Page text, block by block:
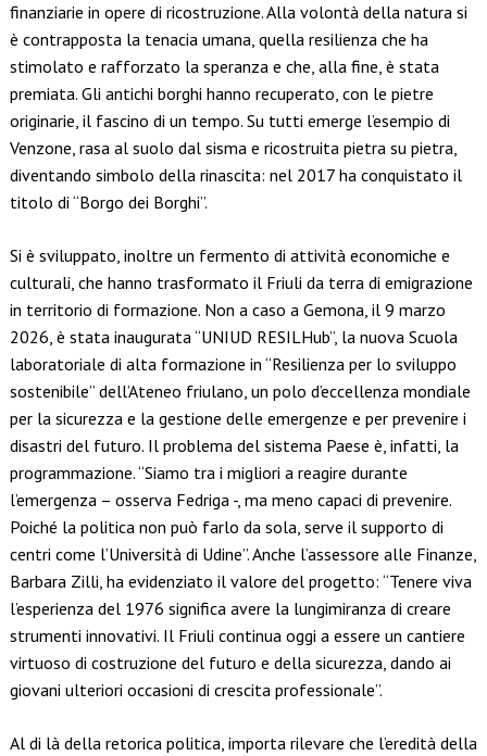
finanziarie in opere di ricostruzione. Alla volontà della natura si
è contrapposta la tenacia umana, quella resilienza che ha
stimolato e rafforzato la speranza e che, alla fine, è stata
premiata. Gli antichi borghi hanno recuperato, con le pietre
originarie, il fascino di un tempo. Su tutti emerge l’esempio di
Venzone, rasa al suolo dal sisma e ricostruita pietra su pietra,
diventando simbolo della rinascita: nel 2017 ha conquistato il
titolo di “Borgo dei Borghi”.
Si è sviluppato, inoltre un fermento di attività economiche e
culturali, che hanno trasformato il Friuli da terra di emigrazione
in territorio di formazione. Non a caso a Gemona, il 9 marzo
2026, è stata inaugurata “UNIUD RESILHub”, la nuova Scuola
laboratoriale di alta formazione in “Resilienza per lo sviluppo
sostenibile” dell’Ateneo friulano, un polo d’eccellenza mondiale
per la sicurezza e la gestione delle emergenze e per prevenire i
disastri del futuro. Il problema del sistema Paese è, infatti, la
programmazione. “Siamo tra i migliori a reagire durante
l’emergenza – osserva Fedriga -, ma meno capaci di prevenire.
Poiché la politica non può farlo da sola, serve il supporto di
centri come l’Università di Udine”. Anche l’assessore alle Finanze,
Barbara Zilli, ha evidenziato il valore del progetto: “Tenere viva
l’esperienza del 1976 significa avere la lungimiranza di creare
strumenti innovativi. Il Friuli continua oggi a essere un cantiere
virtuoso di costruzione del futuro e della sicurezza, dando ai
giovani ulteriori occasioni di crescita professionale”.
Al di là della retorica politica, importa rilevare che l’eredità della